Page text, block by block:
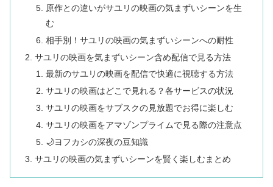
原作との違いがサユリの映画の気まずいシーンを生
む
相手別！サユリの映画の気まずいシーンへの耐性
サユリの映画を気まずいシーン含め配信で見る方法
最新のサユリの映画を配信で快適に視聴する方法
サユリの映画はどこで見れる？各サービスの状況
サユリの映画をサブスクの見放題でお得に楽しむ
サユリの映画をアマゾンプライムで見る際の注意点
🌙ヨフカシの深夜の豆知識
サユリの映画の気まずいシーンを賢く楽しむまとめ